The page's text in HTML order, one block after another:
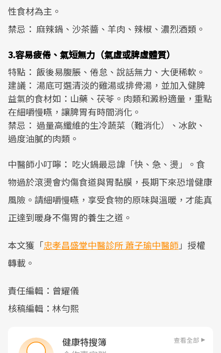
性食材為主。
禁忌： 麻辣鍋、沙茶醬、羊肉、辣椒、濃烈酒類。
3.容易疲倦、氣短無力（氣虛或脾虛體質）
特點： 飯後易腹脹、倦怠、說話無力、大便稀軟。
建議： 湯底可選清淡的雞湯或排骨湯，並加入健脾
益氣的食材如：山藥、茯苓。肉類和澱粉適量，重點
在細嚼慢嚥，讓脾胃有時間消化。
禁忌： 過量高纖維的生冷蔬菜（難消化）、冰飲、
過度油膩的肉類。
中醫師小叮嚀： 吃火鍋最忌諱「快、急、燙」。食
物過於滾燙會灼傷食道與胃黏膜，長期下來恐增健康
風險。請細嚼慢嚥，享受食物的原味與溫暖，才能真
正達到暖身不傷胃的養生之道。
本文獲「忠孝昌盛堂中醫診所 蕭子瑜中醫師」授權
轉載。
責任編輯：曾耀儀
核稿編輯：林勻熙
健康特搜簿 查看全部